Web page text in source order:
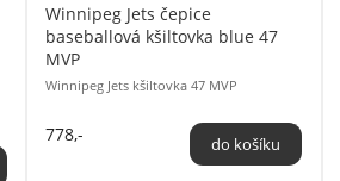
Winnipeg Jets čepice
baseballová kšiltovka blue 47
MVP
Winnipeg Jets kšiltovka 47 MVP
778,-